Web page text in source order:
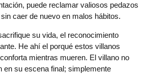
puede reclamar valiosos pedazos
caer de nuevo en malos hábitos.
su vida, el reconocimiento
He ahí el porqué estos villanos
mientras mueren. El villano no
en su escena final; simplemente